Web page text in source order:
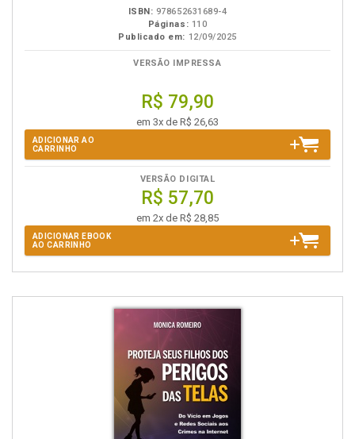
ISBN: 978652631689-4
Páginas: 110
Publicado em: 12/09/2025
VERSÃO IMPRESSA
R$ 79,90
em 3x de R$ 26,63
ADICIONAR AO
CARRINHO
VERSÃO DIGITAL
R$ 57,70
em 2x de R$ 28,85
ADICIONAR EBOOK
AO CARRINHO